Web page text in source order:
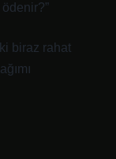
biraz rahat